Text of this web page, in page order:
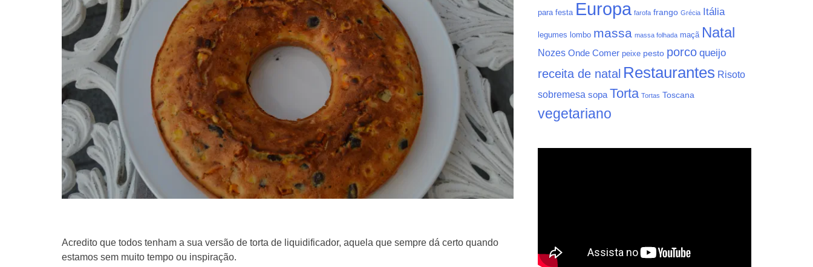
Acredito que todos tenham a sua versão de torta de liquidificador, aquela que sempre dá certo quando
estamos sem muito tempo ou inspiração.
para festa Europa farofa frango Grécia Itália
legumes lombo massa massa folhada maçã Natal
Nozes Onde Comer peixe pesto porco queijo
receita de natal Restaurantes Risoto
sobremesa sopa Torta Tortas Toscana
vegetariano